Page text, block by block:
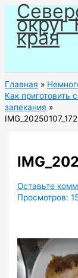
Перейти
содержимому
округ
края
Главная
Как приготовить
запекания
Оставьте
Просмотров: